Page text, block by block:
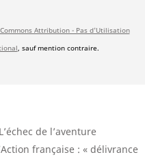
Attribution - Pas d'Utilisation
, sauf mention contraire.
de l’aventure
française : « délivrance